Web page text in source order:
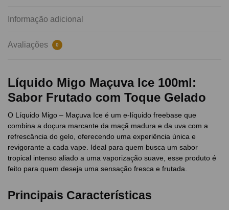
Informação adicional
Avaliações 0
Líquido Migo Maçuva Ice 100ml:
Sabor Frutado com Toque Gelado
O Líquido Migo – Maçuva Ice é um e-líquido freebase que
combina a doçura marcante da maçã madura e da uva com a
refrescância do gelo, oferecendo uma experiência única e
revigorante a cada vape. Ideal para quem busca um sabor
tropical intenso aliado a uma vaporização suave, esse produto é
feito para quem deseja uma sensação fresca e frutada.
Principais Características